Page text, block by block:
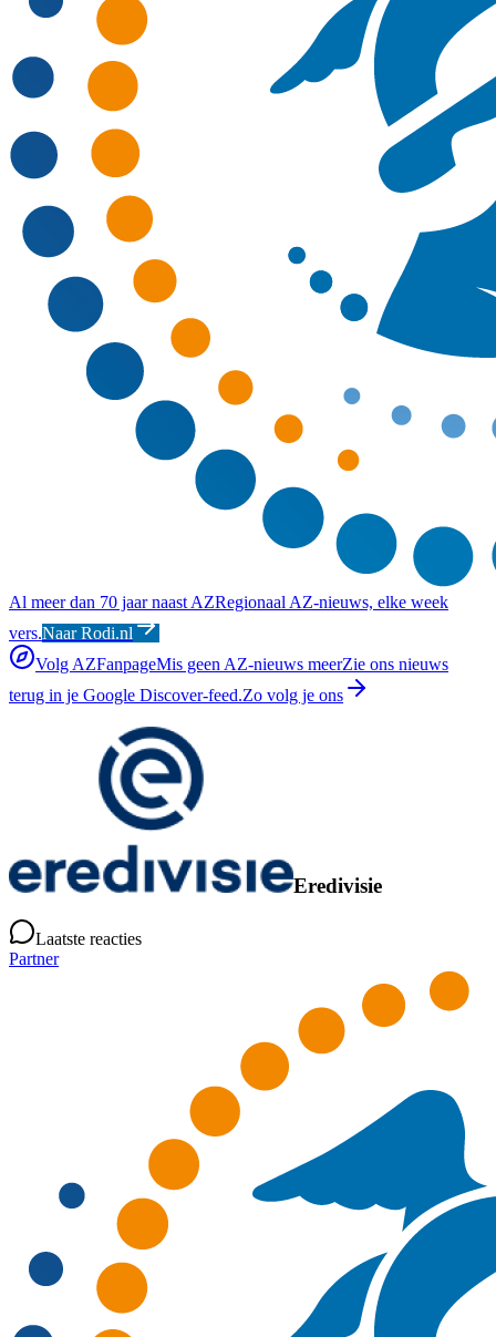
Al meer dan 70 jaar naast AZRegionaal AZ-nieuws, elke week
vers.Naar Rodi.nl
Volg AZFanpageMis geen AZ-nieuws meerZie ons nieuws
terug in je Google Discover-feed.Zo volg je ons
Eredivisie
Laatste reacties
Partner